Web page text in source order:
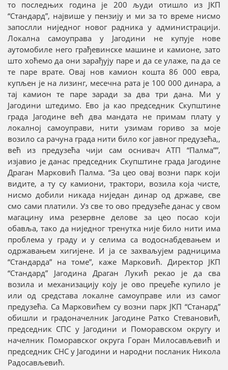
то последњих година је 200 људи отишло из ЈКП
“Стандард”, највише у пензију и ми за то време нисмо
запослли ниједног новог радника у администрацији.
Локална самоуправа у Јагодини не купује нове
аутомобиле него грађевинске машине и камионе, зато
што хоћемо да они зарађују паре и да се улаже, па да се
те паре врате. Овај нов камион кошта 86 000 евра,
купљен је на лизинг, месечна рата је 100 000 динара, а
тај камион те паре заради за два три дана. Ми у
Јагодини штедимо. Ево ја као председник Скупштине
града Јагодине већ два мандата не примам плату у
локалној самоуправи, нити узимам гориво за моје
возило са рачуна града нити било ког јавног предузећа,,
већ из предузећа чији сам оснивач АТП “Палма””,
изјавио је данас председник Скупштине града Јагодине
Драган Марковић Палма. “За цео овај возни парк који
видите, а ту су камиони, трактори, возила која чисте,
нисмо добили никада ниједан динар од државе, све
смо сами платили. Уз све то ово предузеће данас у свом
магацину има резервне делове за цео посао који
обавља, тако да ниједног тренутка није било нити има
проблема у граду и у селима са водоснабдевањем и
одржавањем хигијене. И ја се захваљујем радницима
“Стандарда” на томе”, каже Марковић. Директор ЈКП
“Стандард” Јагодина Драган Лукић рекао је да сва
возила и механизацију коју је ово преџеће купило је
или од средстава локалне самоуправе или из самог
предузећа. Са Марковићем су возни парк ЈКП “Станард”
обишли и градоначелник Јагодине Ратко Стевановић,
председник СПС у Јагодини и Поморавском округу и
начелник Поморавског округа Горан Милосављевић и
председник СНС у Јагодини и народни посланик Никола
Радосављевић.